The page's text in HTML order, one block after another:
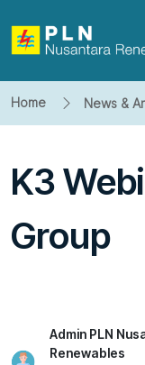
Home News &
K3
Group
Admin PLN
Renewables